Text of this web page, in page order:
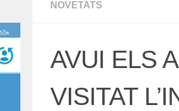
NOVETATS
AVUI ELS
VISITAT